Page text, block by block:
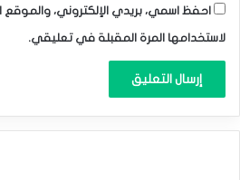
احفظ اسمي، بريدي الإلكتروني،
لاستخدامها المرة المقبلة في تعليقي.